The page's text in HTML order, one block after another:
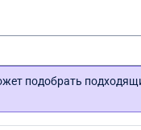
подобрать